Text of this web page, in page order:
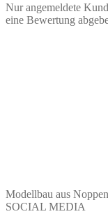
Nur angemeldete
eine Bewertung
Modellbau aus
SOCIAL MEDIA